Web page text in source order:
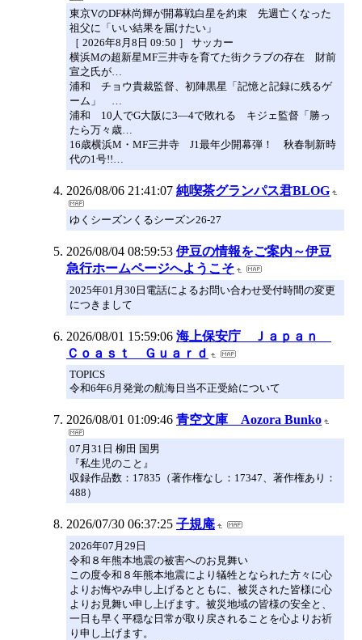
東京VのDF林尚輝が開幕戦白星を約束 先週亡くなった
祖父に「いい結果を届けたい」
［ 2026年8月8日 09:50 ］ サッカー
横浜Mの超新星MF三井寺を育てた街クラブの存在 財前
宣之氏が…
浦和 チョウ貴裁監督、初陣黒星「記憶と記録に残るゲ
ーム」 …
浦和 10人でG大阪に3―4で敗れる キジェ監督「勝っ
たら万々歳…
16歳横浜M・MF三井寺 J1最年少開幕弾！ 秋春制新時
代の1号!!…
2026/08/06 21:41:07 純喫茶グランパス君BLOG
ゆくシーズンくるシーズン26-27
2026/08/04 08:59:53 伊豆の情報をご案内～伊豆
急行ホームページへようこそ
2025年01月30日電話によるお問い合わせ受付時間の変更
につきまして
2026/08/01 15:59:06 海上保安庁 Ｊａｐａｎ
Ｃｏａｓｔ Ｇｕａｒｄ
TOPICS
令和6年6月発覚の航海日当不正受給について
2026/08/01 01:09:46 青空文庫 Aozora Bunko
07月31日 柳田 国男
『私生児のこと』
収録作品数：17835（著作権なし：17347、著作権あり：
488）
2026/07/30 06:37:25 子規庵
2026年07月29日
令和８年熊本地震の被害へのお見舞い
この度令和８年熊本地震により犠牲となられた方々に心
よりお悔やみ申し上げるとともに、被災された皆様に心
よりお見舞い申し上げます。被災地域の皆様の安全と、
一日も早く平穏な日常が取り戻されることを心よりお祈
り申し上げます。